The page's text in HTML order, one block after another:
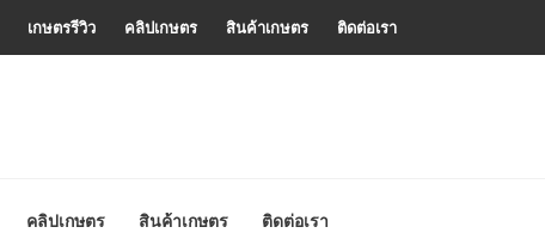
เกษตรรีวิว คลิปเกษตร สินค้าเกษตร ติดต่อเรา
คลิปเกษตร สินค้าเกษตร ติดต่อเรา